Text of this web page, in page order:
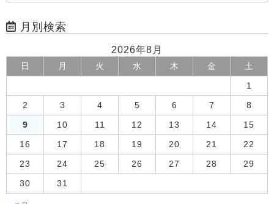
月別検索
2026年8月
日 月 火 水 木 金 土
1
2 3 4 5 6 7 8
9 10 11 12 13 14 15
16 17 18 19 20 21 22
23 24 25 26 27 28 29
30 31